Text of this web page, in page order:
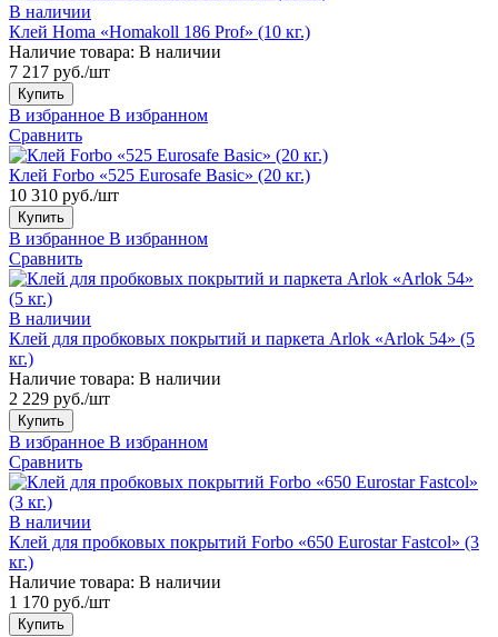
В наличии
Клей Homa «Homakoll 186 Prof» (10 кг.)
Наличие товара: В наличии
7 217 руб./шт
Купить
В избранное В избранном
Сравнить
Клей Forbo «525 Eurosafe Basic» (20 кг.)
10 310 руб./шт
Купить
В избранное В избранном
Сравнить
В наличии
Клей для пробковых покрытий и паркета Arlok «Arlok 54» (5
кг.)
Наличие товара: В наличии
2 229 руб./шт
Купить
В избранное В избранном
Сравнить
В наличии
Клей для пробковых покрытий Forbo «650 Eurostar Fastcol» (3
кг.)
Наличие товара: В наличии
1 170 руб./шт
Купить